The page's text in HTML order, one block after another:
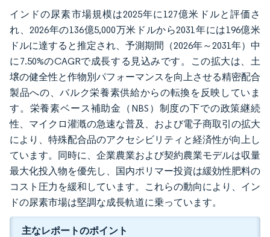
インドの尿素市場規模は2025年に127億米ドルと評価さ
れ、2026年の136億5,000万米ドルから2031年には196億米
ドルに達すると推定され、予測期間（2026年～2031年）中
に7.50%のCAGRで成長する見込みです。この拡大は、土
壌の健全性と作物別パフォーマンスを向上させる精密配合
製品への、バルク栄養素供給からの転換を反映していま
す。栄養素ベース補助金（NBS）制度の下での政策継続
性、マイクロ灌漑の急速な普及、および電子商取引の拡大
により、特殊配合品のアクセシビリティと経済性が向上し
ています。同時に、企業農業および契約農業モデルは収量
最大化投入物を優先し、国内ポリマー投資は緩効性肥料の
コスト圧力を緩和しています。これらの動向により、イン
ドの尿素市場は堅調な成長軌道に乗っています。
主なレポートのポイント